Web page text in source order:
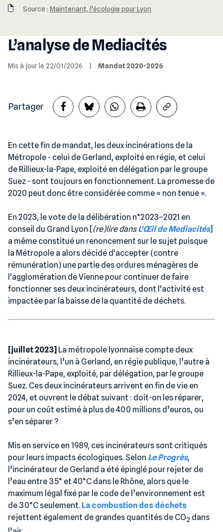
Source : Maintenant, l’écologie pour Lyon
L’analyse de Mediacités
Mis à jour le 22/01/2026 Mandat 2020-2026
Partager
En cette fin de mandat, les deux incinérations de la
Métropole - celui de Gerland, exploité en régie, et celui
de Rillieux-la-Pape, exploité en délégation par le groupe
Suez - sont toujours en fonctionnement. La promesse de
2020 peut donc être considérée comme « non tenue ».
En 2023, le vote de la délibération n°2023–2021 en
conseil du Grand Lyon [(re)lire dansL'Œil de Mediacités]
a même constitué un renoncement sur le sujet puisque
la Métropole a alors décidé d'accepter (contre
rémunération) une partie des ordures ménagères de
l'agglomération de Vienne pour continuer de faire
fonctionner ses deux incinérateurs, dont l'activité est
impactée par la baisse de la quantité de déchets.
[juillet 2023] La métropole lyonnaise compte deux
incinérateurs, l’un à Gerland, en régie publique, l’autre à
Rillieux-la-Pape, exploité, par délégation, par le groupe
Suez. Ces deux incinérateurs arrivent en fin de vie en
2024, et ouvrent le débat suivant : doit-on les réparer,
pour un coût estimé à plus de 400 millions d’euros, ou
s’en séparer ?
Mis en service en 1989, ces incinérateurs sont critiqués
pour leurs impacts écologiques. Selon Le Progrès,
l’incinérateur de Gerland a été épinglé pour rejeter de
l’eau entre 35° et 40°C dans le Rhône, alors que le
maximum légal fixé par le code de l’environnement est
de 30°C seulement. La combustion des déchets
rejettent également de grandes quantités de CO2 dans